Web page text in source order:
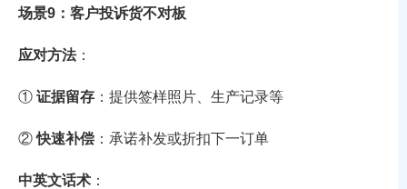
场景9：客户投诉货不对板
应对方法：
① 证据留存 ：提供签样照片、生产记录等
②快速补偿 ：承诺补发或折扣下一订单
中英文话术 ：